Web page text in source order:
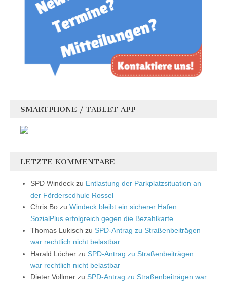
SMARTPHONE / TABLET APP
LETZTE KOMMENTARE
SPD Windeck zu Entlastung der Parkplatzsituation an
der Förderscdhule Rossel
Chris Bo zu Windeck bleibt ein sicherer Hafen:
SozialPlus erfolgreich gegen die Bezahlkarte
Thomas Lukisch zu SPD-Antrag zu Straßenbeiträgen
war rechtlich nicht belastbar
Harald Löcher zu SPD-Antrag zu Straßenbeiträgen
war rechtlich nicht belastbar
Dieter Vollmer zu SPD-Antrag zu Straßenbeiträgen war